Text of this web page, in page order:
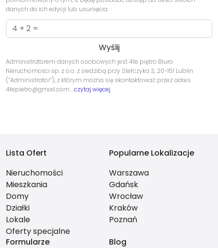
danych do ich edycji lub usunięcia.
Administratorem danych osobowych jest 4te piętro Biuro
Nieruchomości sp. z o.o. z siedzibą przy Stefczyka 3, 20-151 Lublin
(“Administrator”), z którym można się skontaktować przez adres
4tepietro@gmail.com…czytaj więcej
Lista Ofert
Nieruchomości
Mieszkania
Domy
Działki
Lokale
Oferty specjalne
Popularne Lokalizacje
Warszawa
Gdańsk
Wrocław
Kraków
Poznań
Formularze
Blog